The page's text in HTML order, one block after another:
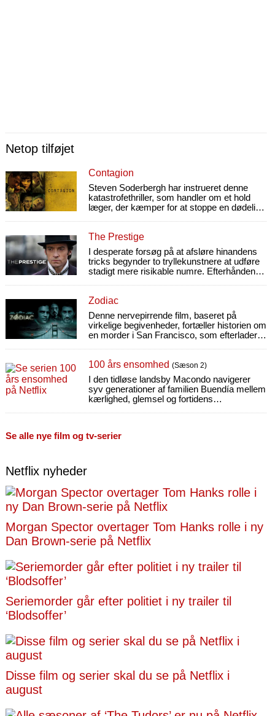
Netop tilføjet
Contagion
Steven Soderbergh har instrueret denne
katastrofethriller, som handler om et hold
læger, der kæmper for at stoppe en dødelig
The Prestige
I desperate forsøg på at afsløre hinandens
tricks begynder to tryllekunstnere at udføre
stadigt mere risikable numre. Efterhånden
Zodiac
Denne nervepirrende film, baseret på
virkelige begivenheder, fortæller historien om
en morder i San Francisco, som efterlader
100 års ensomhed (Sæson 2)
I den tidløse landsby Macondo navigerer
syv generationer af familien Buendía mellem
kærlighed, glemsel og fortidens
Se alle nye film og tv-serier
Netflix nyheder
Morgan Spector overtager Tom Hanks rolle i ny
Dan Brown-serie på Netflix
Seriemorder går efter politiet i ny trailer til
‘Blodsoffer’
Disse film og serier skal du se på Netflix i
august